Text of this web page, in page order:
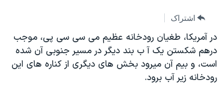
صفحه
اصلی
جهش
به
جستجو
آمریکا
جهان
ورزشی
گزیده‌ها
جدول برنامه ها
صفحه‌های ویژه
جام جهانی ۲۰۲۶
عملیات خشم حماسی
فرکانس‌های صدای آمریکا
پخش رادیویی
اشتراک
در آمريکا، طغيان رودخانه عظيم می سی سی پی، موجب
درهم شکستن يک آ ب بند ديگر در مسير جنوبی آن شده
است، و بيم آن ميرود بخش های ديگری از کناره های اين
رودخانه زير آب برود.